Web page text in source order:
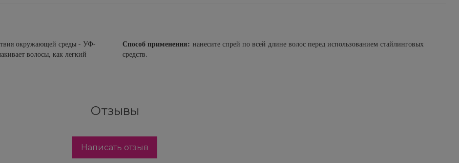
окружающей среды - УФ-
волосы, как легкий
Способ применения: нанесите спрей по всей длине волос перед использованием стайлинговых
средств.
Отзывы
Написать отзыв